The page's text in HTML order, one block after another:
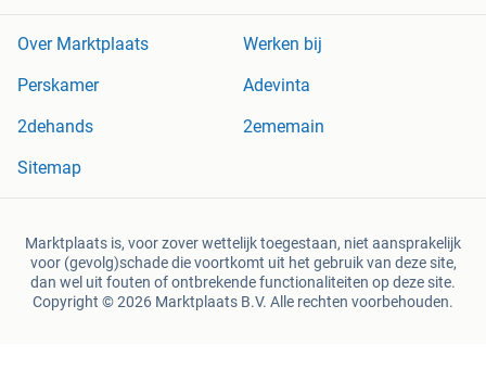
Over Marktplaats
Werken bij
Perskamer
Adevinta
2dehands
2ememain
Sitemap
Marktplaats is, voor zover wettelijk toegestaan, niet aansprakelijk
voor (gevolg)schade die voortkomt uit het gebruik van deze site,
dan wel uit fouten of ontbrekende functionaliteiten op deze site.
Copyright © 2026 Marktplaats B.V. Alle rechten voorbehouden.